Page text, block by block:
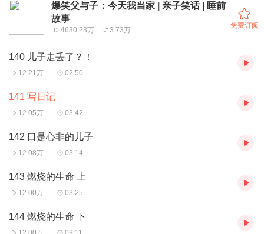
爆笑父与子：今天我当家 | 亲子笑话 | 睡前
故事
4630.23万 3.73万
免费订阅
140 儿子走丢了？！
12.21万 02:50
141 写日记
12.05万 03:42
142 口是心非的儿子
12.08万 03:14
143 燃烧的生命 上
12.00万 03:25
144 燃烧的生命 下